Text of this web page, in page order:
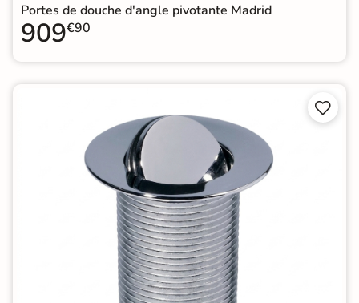
Portes de douche d'angle pivotante Madrid
909€90

